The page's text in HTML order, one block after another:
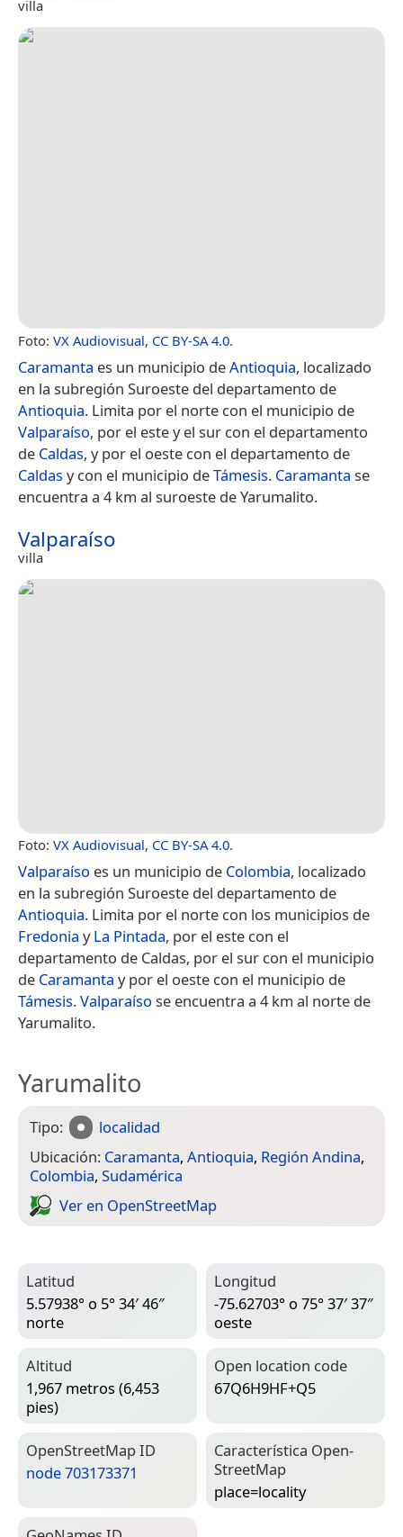
villa
Foto: VX Audiovisual, CC BY-SA 4.0.
Caramanta es un municipio deAntioquia, localizado
en la subregión Suroeste del departamento de
Antioquia. Limita por el norte con el municipio de
Valparaíso, por el este y el sur con el departamento
de Caldas, y por el oeste con el departamento de
Caldasy con el municipio deTámesis. Caramanta se
encuentra a 4 km al suroeste de Yarumalito.
Valparaíso
villa
Foto: VX Audiovisual, CC BY-SA 4.0.
Valparaíso es un municipio de Colombia, localizado
en la subregión Suroeste del departamento de
Antioquia. Limita por el norte con los municipios de
Fredonia yLa Pintada, por el este con el
departamento de Caldas, por el sur con el municipio
de Caramanta y por el oeste con el municipio de
Támesis.Valparaíso se encuentra a 4 km al norte de
Yarumalito.
Yarumalito
Tipo:
localidad
Ubicación: Caramanta, Antioquia, Región Andina,
Colombia, Sudamérica
Ver en Open­Street­Map
Latitud
5.57938° o 5° 34′ 46″
norte
Longitud
-75.62703° o 75° 37′ 37″
oeste
Altitud
1,967 metros (6,453
pies)
Open location code
67Q6H9HF+Q5
Open­Street­Map ID
node 703173371
Característica Open­
Street­Map
place=­locality